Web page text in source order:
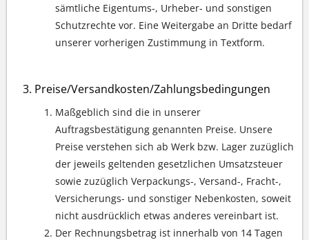
sämtliche Eigentums-, Urheber- und sonstigen
Schutzrechte vor. Eine Weitergabe an Dritte bedarf
unserer vorherigen Zustimmung in Textform.
Preise/Versandkosten/Zahlungsbedingungen
Maßgeblich sind die in unserer
Auftragsbestätigung genannten Preise. Unsere
Preise verstehen sich ab Werk bzw. Lager zuzüglich
der jeweils geltenden gesetzlichen Umsatzsteuer
sowie zuzüglich Verpackungs-, Versand-, Fracht-,
Versicherungs- und sonstiger Nebenkosten, soweit
nicht ausdrücklich etwas anderes vereinbart ist.
Der Rechnungsbetrag ist innerhalb von 14 Tagen